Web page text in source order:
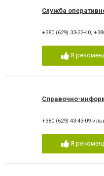
Служба
+380 (629) 33-22-40,
Я
Справочно-
+380 (629) 43-43-09
Я